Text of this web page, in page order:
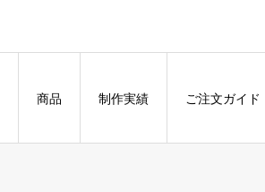
商品 制作実績 ご注文ガイド